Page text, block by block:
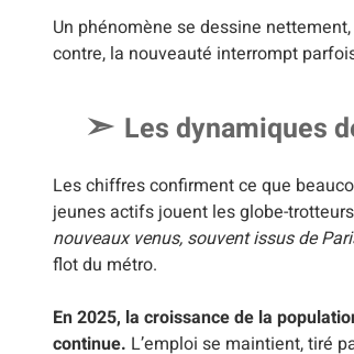
Un phénomène se dessine
contre, la nouveauté interrompt
Les dynamiques
Les chiffres confirment ce que
jeunes actifs jouent les globe-
nouveaux venus, souvent issus de
flot du métro.
En 2025, la croissance de la
continue. L’emploi se maintient, tiré